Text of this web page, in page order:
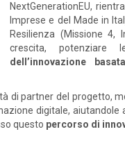
NextGenerationEU,
Imprese e del Made in
Resilienza (Missione 4,
crescita,
dell’innovazione
di partner del progetto,
digitale, aiutandole
questo percorso di